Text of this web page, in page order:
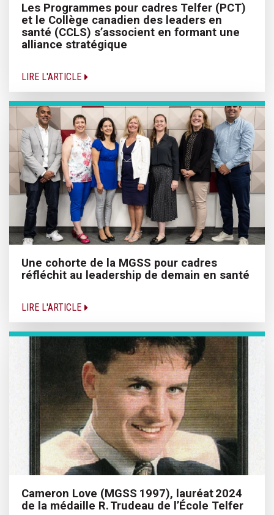
Les Programmes pour cadres Telfer (PCT)
et le Collège canadien des leaders en
santé (CCLS) s’associent en formant une
alliance stratégique
LIRE L'ARTICLE
Une cohorte de la MGSS pour cadres
réfléchit au leadership de demain en santé
LIRE L'ARTICLE
Cameron Love (MGSS 1997), lauréat 2024
de la médaille R. Trudeau de l’École Telfer